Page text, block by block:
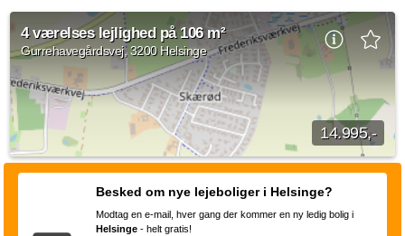
2 værelses lejlighed beliggende Østergade, Helsinge på 61 m2
til overtagelse d. 1. oktober 2026. Den månedlige husleje er på
9.950 kroner og forbrug...
2 vær. 61 m² 30. sep. 2026
4 værelses lejlighed på 106 m²
Gurrehavegårdsvej, 3200 Helsinge
14.995,-
4 værelses lejlighed på Gurrehavegårdsvej, Helsinge med en
størrelse på 106 kvadratmeter. Husleje udgør 14.995 kr.
Besked om nye lejeboliger i Helsinge?
Modtag en e-mail, hver gang der kommer en ny ledig bolig i
Helsinge - helt gratis!